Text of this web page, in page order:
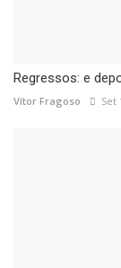
Regressos: e
Vítor Fragoso Set